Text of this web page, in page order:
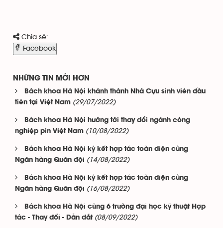
Chia sẻ:
Facebook
NHỮNG TIN MỚI HƠN
Bách khoa Hà Nội khánh thành Nhà Cựu sinh viên đầu
tiên tại Việt Nam (29/07/2022)
Bách khoa Hà Nội hướng tới thay đổi ngành công
nghiệp pin Việt Nam (10/08/2022)
Bách khoa Hà Nội ký kết hợp tác toàn diện cùng
Ngân hàng Quân đội (14/08/2022)
Bách khoa Hà Nội ký kết hợp tác toàn diện cùng
Ngân hàng Quân đội (16/08/2022)
Bách khoa Hà Nội cùng 6 trường đại học kỹ thuật Hợp
tác - Thay đổi - Dẫn dắt (08/09/2022)